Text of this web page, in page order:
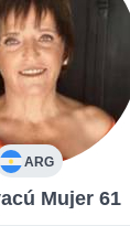
ARG
Burruyacú Mujer 61